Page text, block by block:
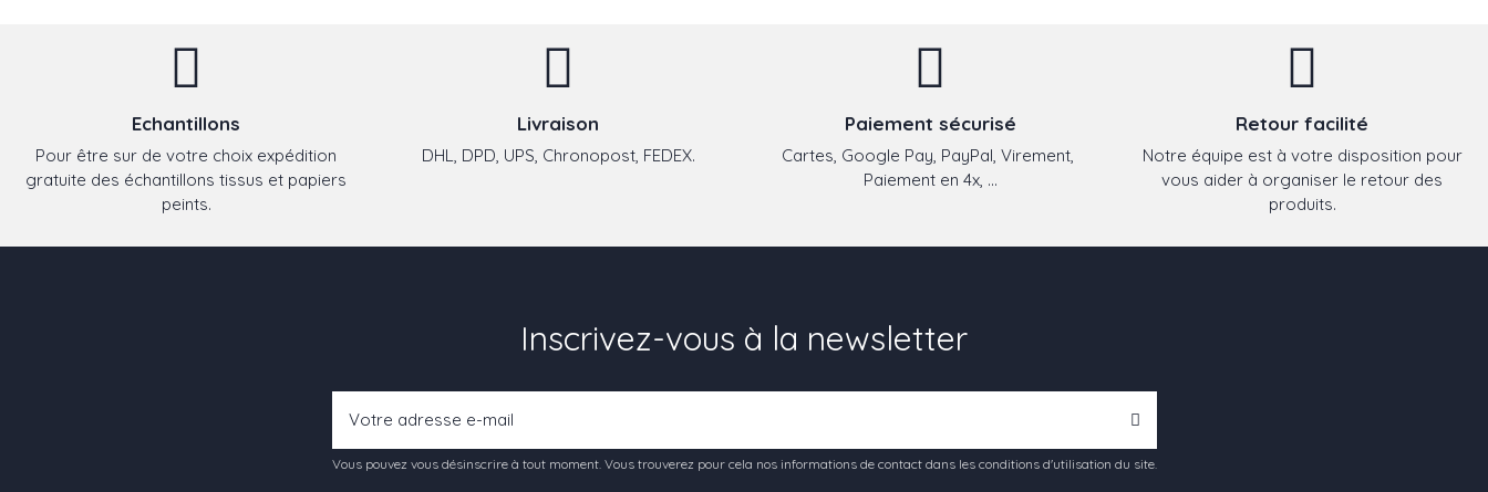
Echantillons
Pour être sur de votre choix expédition
gratuite des échantillons tissus et papiers
peints.
Livraison
DHL, DPD, UPS, Chronopost, FEDEX.
Paiement sécurisé
Cartes, Google Pay, PayPal, Virement,
Paiement en 4x, ...
Retour facilité
Notre équipe est à votre disposition pour
vous aider à organiser le retour des
produits.
Inscrivez-vous à la newsletter
Vous pouvez vous désinscrire à tout moment. Vous trouverez pour cela nos informations de contact dans les conditions d'utilisation du site.